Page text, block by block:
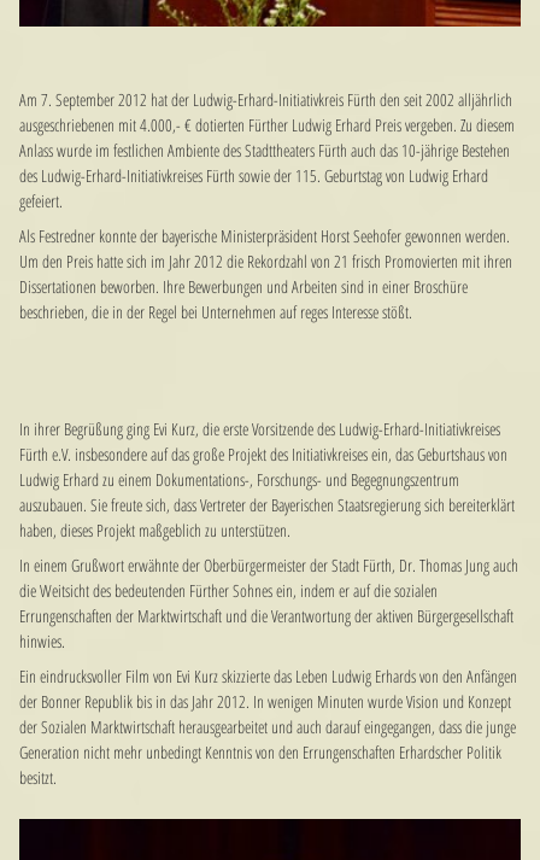
Am 7. September 2012 hat der Ludwig-Erhard-Initiativkreis Fürth den seit 2002 alljährlich
ausgeschriebenen mit 4.000,- € dotierten Fürther Ludwig Erhard Preis vergeben. Zu diesem
Anlass wurde im festlichen Ambiente des Stadttheaters Fürth auch das 10-jährige Bestehen
des Ludwig-Erhard-Initiativkreises Fürth sowie der 115. Geburtstag von Ludwig Erhard
gefeiert.
Als Festredner konnte der bayerische Ministerpräsident Horst Seehofer gewonnen werden.
Um den Preis hatte sich im Jahr 2012 die Rekordzahl von 21 frisch Promovierten mit ihren
Dissertationen beworben. Ihre Bewerbungen und Arbeiten sind in einer Broschüre
beschrieben, die in der Regel bei Unternehmen auf reges Interesse stößt.
In ihrer Begrüßung ging Evi Kurz, die erste Vorsitzende des Ludwig-Erhard-Initiativkreises
Fürth e.V. insbesondere auf das große Projekt des Initiativkreises ein, das Geburtshaus von
Ludwig Erhard zu einem Dokumentations-, Forschungs- und Begegnungszentrum
auszubauen. Sie freute sich, dass Vertreter der Bayerischen Staatsregierung sich bereiterklärt
haben, dieses Projekt maßgeblich zu unterstützen.
In einem Grußwort erwähnte der Oberbürgermeister der Stadt Fürth, Dr. Thomas Jung auch
die Weitsicht des bedeutenden Fürther Sohnes ein, indem er auf die sozialen
Errungenschaften der Marktwirtschaft und die Verantwortung der aktiven Bürgergesellschaft
hinwies.
Ein eindrucksvoller Film von Evi Kurz skizzierte das Leben Ludwig Erhards von den Anfängen
der Bonner Republik bis in das Jahr 2012. In wenigen Minuten wurde Vision und Konzept
der Sozialen Marktwirtschaft herausgearbeitet und auch darauf eingegangen, dass die junge
Generation nicht mehr unbedingt Kenntnis von den Errungenschaften Erhardscher Politik
besitzt.